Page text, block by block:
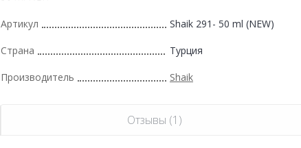
Артикул Shaik 291- 50 ml (NEW)
Страна Турция
Производитель Shaik
Отзывы (1)